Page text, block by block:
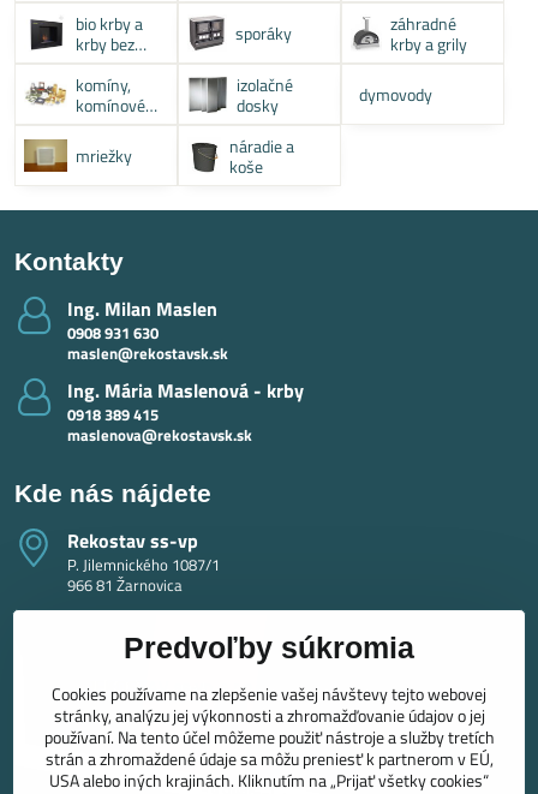
bio krby a
krby bez
komína
sporáky
záhradné
krby a grily
komíny,
komínové
systémy
izolačné
dosky
dymovody
mriežky
náradie a
koše
Kontakty
Ing​. Milan Maslen
0908 931 630
maslen@rekostavsk.sk
Ing​. Mária Maslenová - krby
0918 389 415
maslenova@rekostavsk.sk
Kde nás nájdete
Rekostav ss-vp
P. Jilemnického 1087/1
966 81 Žarnovica
Predvoľby súkromia
Cookies používame na zlepšenie vašej návštevy tejto webovej
stránky, analýzu jej výkonnosti a zhromažďovanie údajov o jej
používaní. Na tento účel môžeme použiť nástroje a služby tretích
strán a zhromaždené údaje sa môžu preniesť k partnerom v EÚ,
USA alebo iných krajinách. Kliknutím na „Prijať všetky cookies“